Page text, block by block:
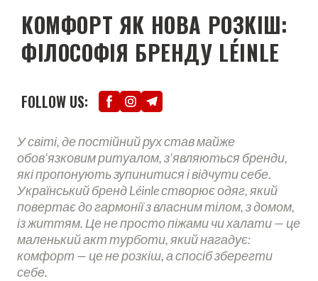
КОМФОРТ ЯК НОВА РОЗКІШ:
ФІЛОСОФІЯ БРЕНДУ LÉINLE
FOLLOW US:
У світі, де постійний рух став майже
обов’язковим ритуалом, з’являються бренди,
які пропонують зупинитися і відчути себе.
Український бренд Léinle створює одяг, який
повертає до гармонії з власним тілом, з домом,
із життям. Це не просто піжами чи халати — це
маленький акт турботи, який нагадує:
комфорт — це не розкіш, а спосіб зберегти
себе.